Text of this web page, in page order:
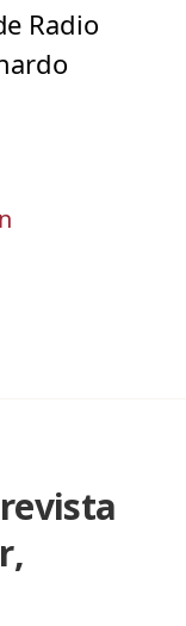
Radio